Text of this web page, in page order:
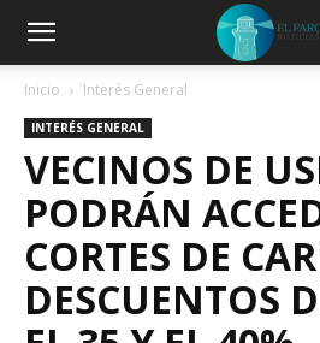
Inicio Interés General
INTERÉS GENERAL
VECINOS DE
PODRÁN
CORTES DE
DESCUENTOS